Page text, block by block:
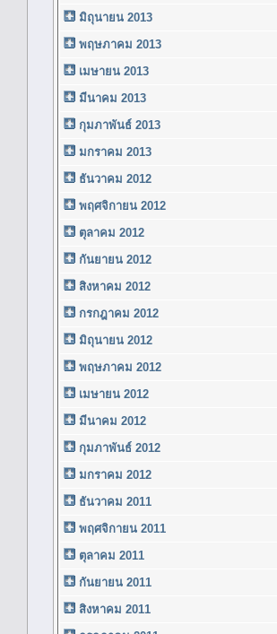
มิถุนายน 2013
พฤษภาคม 2013
เมษายน 2013
มีนาคม 2013
กุมภาพันธ์ 2013
มกราคม 2013
ธันวาคม 2012
พฤศจิกายน 2012
ตุลาคม 2012
กันยายน 2012
สิงหาคม 2012
กรกฎาคม 2012
มิถุนายน 2012
พฤษภาคม 2012
เมษายน 2012
มีนาคม 2012
กุมภาพันธ์ 2012
มกราคม 2012
ธันวาคม 2011
พฤศจิกายน 2011
ตุลาคม 2011
กันยายน 2011
สิงหาคม 2011